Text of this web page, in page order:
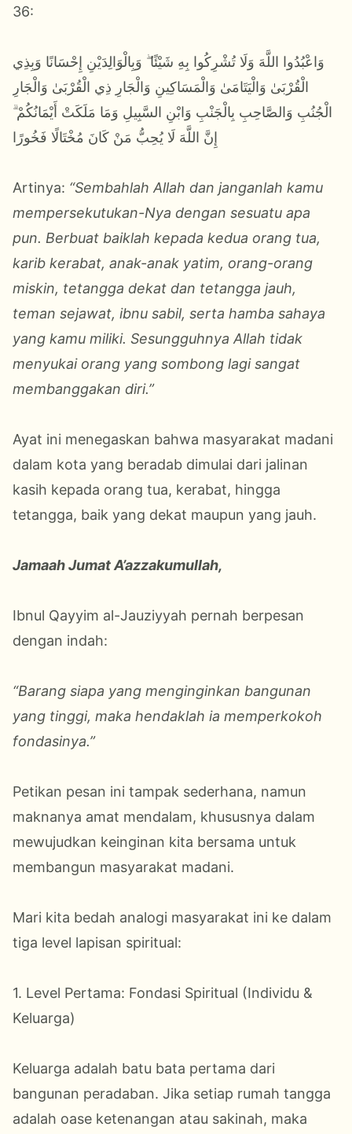
36:
وَاعْبُدُوا اللَّهَ وَلَا تُشْرِكُوا بِهِ شَيْئًا ۖ وَبِالْوَالِدَيْنِ إِحْسَانًا وَبِذِي
الْقُرْبَىٰ وَالْيَتَامَىٰ وَالْمَسَاكِينِ وَالْجَارِ ذِي الْقُرْبَىٰ وَالْجَارِ
الْجُنُبِ وَالصَّاحِبِ بِالْجَنْبِ وَابْنِ السَّبِيلِ وَمَا مَلَكَتْ أَيْمَانُكُمْ ۗ
إِنَّ اللَّهَ لَا يُحِبُّ مَنْ كَانَ مُخْتَالًا فَخُورًا
Artinya: “Sembahlah Allah dan janganlah kamu
mempersekutukan-Nya dengan sesuatu apa
pun. Berbuat baiklah kepada kedua orang tua,
karib kerabat, anak-anak yatim, orang-orang
miskin, tetangga dekat dan tetangga jauh,
teman sejawat, ibnu sabil, serta hamba sahaya
yang kamu miliki. Sesungguhnya Allah tidak
menyukai orang yang sombong lagi sangat
membanggakan diri.”
Ayat ini menegaskan bahwa masyarakat madani
dalam kota yang beradab dimulai dari jalinan
kasih kepada orang tua, kerabat, hingga
tetangga, baik yang dekat maupun yang jauh.
Jamaah Jumat A’azzakumullah,
Ibnul Qayyim al-Jauziyyah pernah berpesan
dengan indah:
“Barang siapa yang menginginkan bangunan
yang tinggi, maka hendaklah ia memperkokoh
fondasinya.”
Petikan pesan ini tampak sederhana, namun
maknanya amat mendalam, khususnya dalam
mewujudkan keinginan kita bersama untuk
membangun masyarakat madani.
Mari kita bedah analogi masyarakat ini ke dalam
tiga level lapisan spiritual:
1. Level Pertama: Fondasi Spiritual (Individu &
Keluarga)
Keluarga adalah batu bata pertama dari
bangunan peradaban. Jika setiap rumah tangga
adalah oase ketenangan atau sakinah, maka